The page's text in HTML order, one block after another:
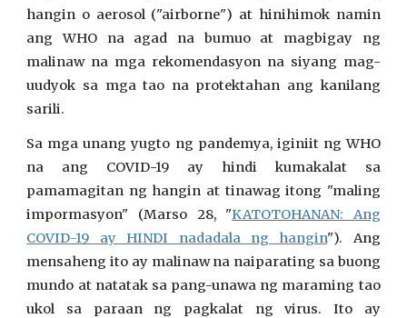
hangin o aerosol ("airborne") at hinihimok namin
ang WHO na agad na bumuo at magbigay ng
malinaw na mga rekomendasyon na siyang mag-
uudyok sa mga tao na protektahan ang kanilang
sarili.
Sa mga unang yugto ng pandemya, iginiit ng WHO
na ang COVID-19 ay hindi kumakalat sa
pamamagitan ng hangin at tinawag itong "maling
impormasyon" (Marso 28, "KATOTOHANAN: Ang
COVID-19 ay HINDI nadadala ng hangin"). Ang
mensaheng ito ay malinaw na naiparating sa buong
mundo at natatak sa pang-unawa ng maraming tao
ukol sa paraan ng pagkalat ng virus. Ito ay